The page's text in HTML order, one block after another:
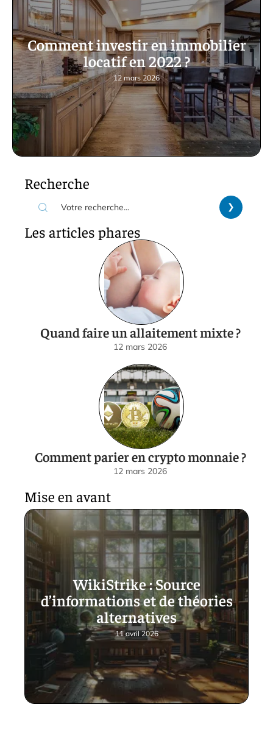
Comment investir en immobilier
locatif en 2022 ?
12 mars 2026
Recherche
Les articles phares
Quand faire un allaitement mixte ?
12 mars 2026
Comment parier en crypto monnaie ?
12 mars 2026
Mise en avant
WikiStrike : Source
d’informations et de théories
alternatives
11 avril 2026